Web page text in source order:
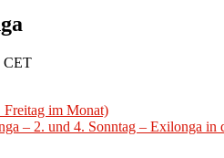
CET
im Monat)
– 2. und 4. Sonntag – Exilonga in